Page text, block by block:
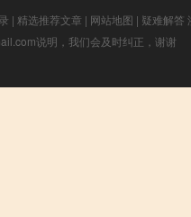
| 精选推荐文章 | 网站地图 | 疑难解答
说明，我们会及时纠正，谢谢